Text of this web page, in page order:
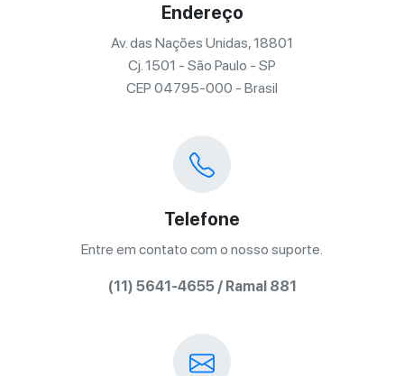
Endereço
Av. das Nações Unidas, 18801
Cj. 1501 - São Paulo - SP
CEP 04795-000 - Brasil
Telefone
Entre em contato com o nosso suporte.
(11) 5641-4655 / Ramal 881